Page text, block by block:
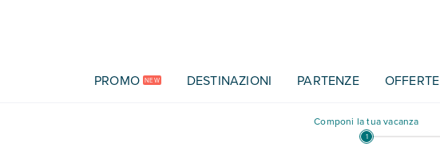
PROMO NEW DESTINAZIONI PARTENZE OFFERTE
Componi la tua vacanza